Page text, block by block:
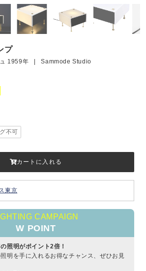
プ
ュ 1959年 | Sammode Studio
CAMPAIGN
W POINT
照明がポイント2倍！
明を手に入れるお得なチャンス、ぜひお見
不可
カートに入れる
東京